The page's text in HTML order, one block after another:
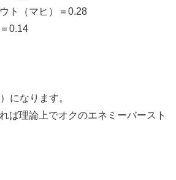
ト（マヒ）＝0.28
0.14
になります。
ば理論上でオクのエネミーバースト